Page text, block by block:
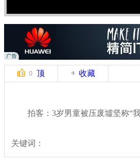
0 顶 收藏
拍客：3岁男童被压废墟坚称“我
关键词：